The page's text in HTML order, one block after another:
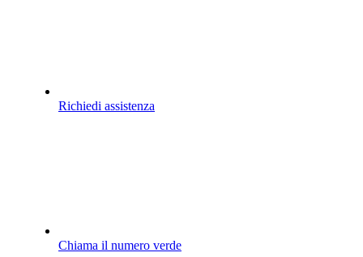
Richiedi assistenza
Chiama il numero verde